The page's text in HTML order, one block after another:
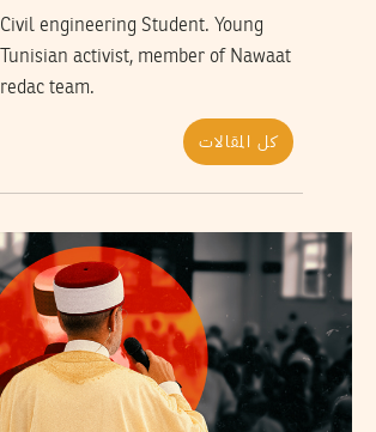
Civil engineering Student. Young
Tunisian activist, member of Nawaat
redac team.
كل المقالات